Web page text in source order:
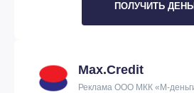
ПОЛУЧИТЬ
Max.Credit
Реклама ООО МКК «М-